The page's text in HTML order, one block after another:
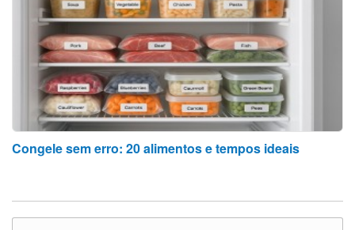
Congele sem erro: 20 alimentos e tempos ideais